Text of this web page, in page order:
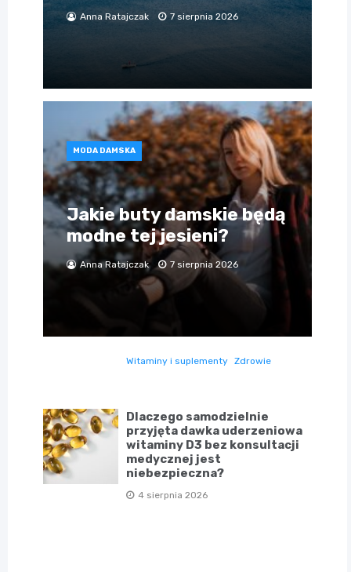
Anna Ratajczak 7 sierpnia 2026
MODA DAMSKA
Jakie buty damskie będą
modne tej jesieni?
Anna Ratajczak 7 sierpnia 2026
Witaminy i suplementy Zdrowie
Dlaczego samodzielnie
przyjęta dawka uderzeniowa
witaminy D3 bez konsultacji
medycznej jest
niebezpieczna?
4 sierpnia 2026